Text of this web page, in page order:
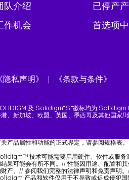
队介绍
作机会
已停产
首选项
《隐私声明》 《条款与条件》
及 Solidigm“S”徽标均为 Solidigm
、新加坡、欧盟、英国、墨西哥及其他国家/地
产品属性和功能的正式界定，请参阅规格表。
技术可能需要启用硬件、软件或服务
果可能会有所不同。// 性能因用途、配置和
产。// 参阅我们完整的法律声明和免责声明
产品和软件仅用于不导致或促成侵犯国